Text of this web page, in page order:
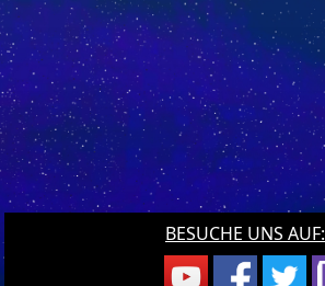
BESUCHE UNS AUF: